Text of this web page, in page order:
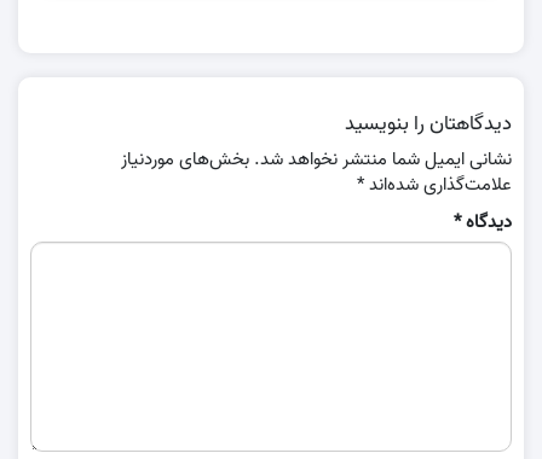
دیدگاهتان را بنویسید
نشانی ایمیل شما منتشر نخواهد شد. بخش‌های موردنیاز
علامت‌گذاری شده‌اند*
دیدگاه*